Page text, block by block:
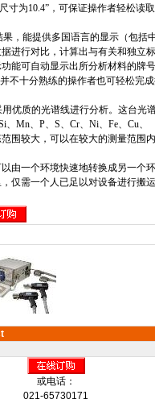
寸为10.4” ，可保证操作者轻松读
果，能提供多国语言的显示（包括
进行对比，计算出与有关和独立
能可自动显示出所分析材料的牌
不十分熟练的操作者也可轻松完
优质的光谱线进行分析。这台光
、Mn、P、S、Cr、Ni、Fe、Cu、
围较大，可以在较大的测量范围
由一个环境快速地转换成另一个
仅需一个人已足以对设备进行搬
或电话：
021-65730171